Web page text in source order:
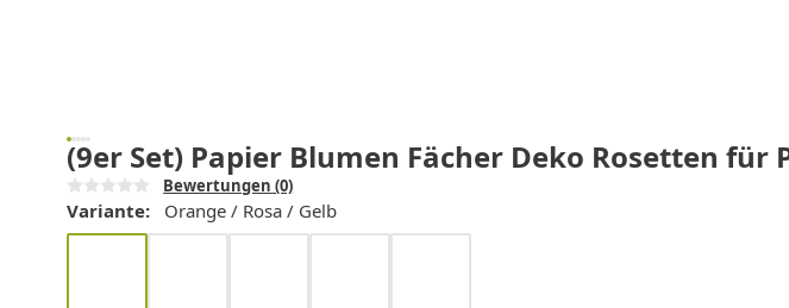
(9er Set) Papier Blumen Fächer Deko Rosetten
Bewertungen (0)
Variante: Orange / Rosa / Gelb